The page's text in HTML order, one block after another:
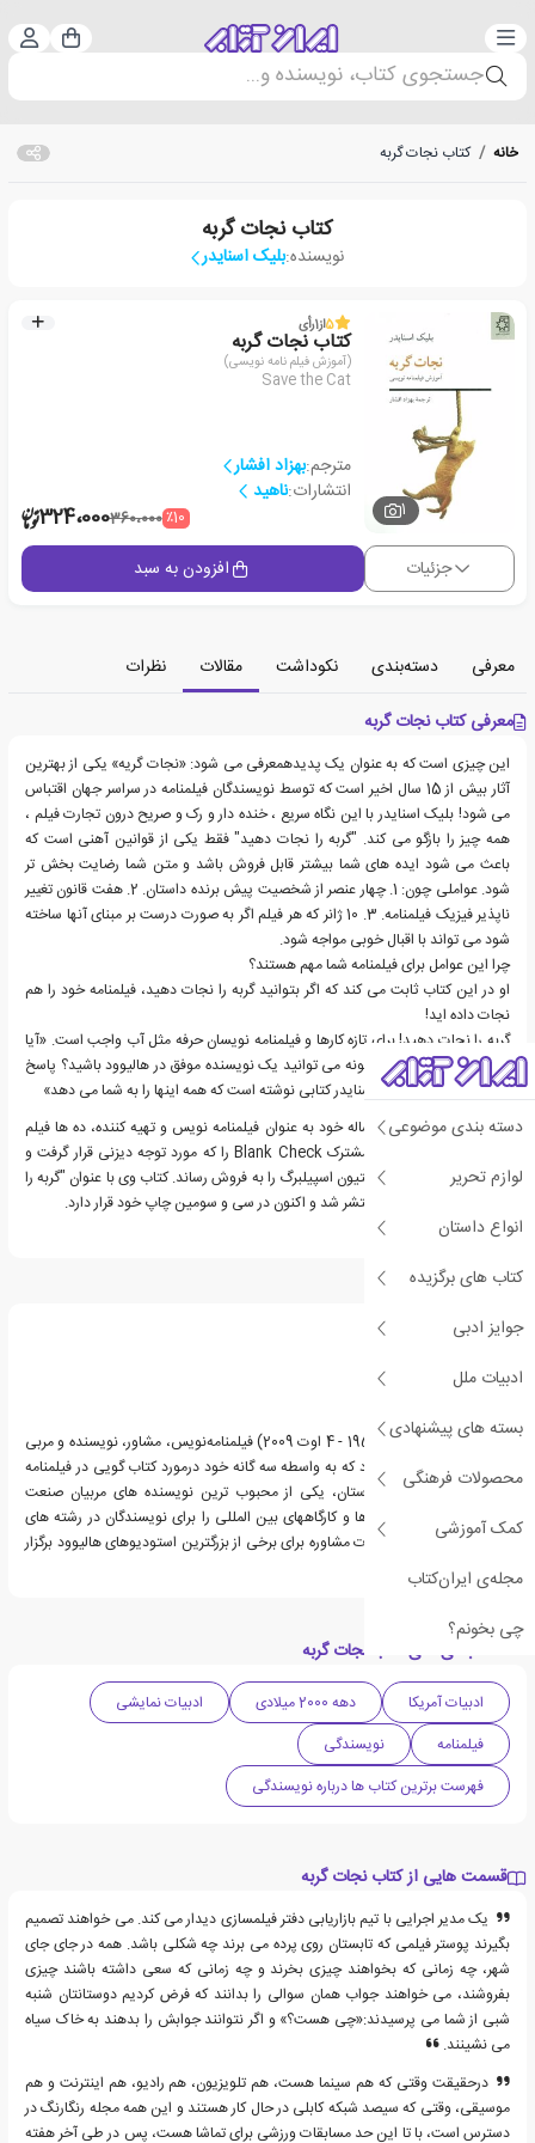
دسته‌بندی سبد
جستجوی کتاب، نویسنده و...
دسته بندی موضوعی
لوازم تحریر
انواع داستان
کتاب های برگزیده
جوایز ادبی
ادبیات ملل
بسته های پیشنهادی
محصولات فرهنگی
کمک آموزشی
مجله‌ی ایران‌کتاب
چی بخونم؟
خانه / کتاب نجات گربه
کتاب نجات گربه
نویسنده:بلیک اسنایدر
1
5از1رأی
کتاب نجات گربه
(آموزش فیلم نامه نویسی)
Save the Cat
مترجم:بهزاد افشار
انتشارات:ناهید
٪10360،000324،000
جزئیات افزودن به سبد
معرفی دسته‌بندی نکوداشت مقالات
نظرات
معرفی کتاب نجات گربه
این چیزی است که به عنوان یک پدیدهمعرفی می شود: «نجات گریه» یکی از بهترین
آثار بیش از 15 سال اخیر است که توسط نویسندگان فیلمنامه در سراسر جهان اقتباس
می شود! بلیک اسنایدر با این نگاه سریع ، خنده دار و رک و صریح درون تجارت فیلم ،
همه چیز را بازگو می کند. "گربه را نجات دهید" فقط یکی از قوانین آهنی است که
باعث می شود ایده های شما بیشتر قابل فروش باشد و متن شما رضایت بخش تر
شود. عواملی چون: 1. چهار عنصر از شخصیت پیش برنده داستان. 2. هفت قانون تغییر
ناپذیر فیزیک فیلمنامه. 3. 10 ژانر که هر فیلم اگر به صورت درست بر مبنای آنها ساخته
شود می تواند با اقبال خوبی مواجه شود.
چرا این عوامل برای فیلمنامه شما مهم هستند؟
او در این کتاب ثابت می کند که اگر بتوانید گربه را نجات دهید، فیلمنامه خود را هم
نجات داده اید!
گربه را نجات دهید! برای تازه کارها و فیلمنامه نویسان حرفه مثل آب واجب است. «آیا
می خواهید بدانید که چگونه می توانید یک نویسنده موفق در هالیوود باشید؟ پاسخ
ها در اینجا است. بلیک اسنایدر کتابی نوشته است که همه اینها را به شما می دهد»
بلیک اسنایدر در کار 20 ساله خود به عنوان فیلمنامه نویس و تهیه کننده، ده ها فیلم
نامه از جمله نویسندگی مشترک Blank Check را که مورد توجه دیزنی قرار گرفت و
خانواده هسته ای برای استیون اسپیلبرگ را به فروش رساند. کتاب وی با عنوان "گربه را
درباره بلیک اسنایدر
بلیک اسنایدر (3 اکتبر 1957 - 4 اوت 2009) فیلمنامه‌نویس، مشاور، نویسنده و مربی
مستقر در لس آنجلس بود که به واسطه سه گانه خود درمورد کتاب گویی در فیلمنامه
نویسی و ساختارهای داستان، یکی از محبوب ترین نویسنده های مربیان صنعت
فیلم شد. اسنایدر سمینارها و کارگاههای بین المللی را برای نویسندگان در رشته های
مختلف و همچنین جلسات مشاوره برای برخی از بزرگترین استودیوهای هالیوود برگزار
کرد.
دسته بندی های کتاب نجات گربه
ادبیات آمریکا دهه 2000 میلادی
ادبیات نمایشی
فیلمنامه
نویسندگی
فهرست برترین کتاب ها درباره نویسندگی
قسمت هایی از کتاب نجات گربه
یک مدیر اجرایی با تیم بازاریابی دفتر فیلمسازی دیدار می کند. می خواهند تصمیم
بگیرند پوستر فیلمی که تابستان روی پرده می برند چه شکلی باشد. همه در جای جای
شهر، چه زمانی که بخواهند چیزی بخرند و چه زمانی که سعی داشته باشند چیزی
بفروشند، می خواهند جواب همان سوالی را بدانند که فرض کردیم دوستانتان شنبه
شبی از شما می پرسیدند:«چی هست؟» و اگر نتوانند جوابش را بدهند به خاک سیاه
می نشینند.
درحقیقت وقتی که هم سینما هست، هم تلویزیون، هم رادیو، هم اینترنت و هم
موسیقی، وقتی که سیصد شبکه کابلی در حال کار هستند و این همه مجله رنگارنگ در
دسترس است، با تا این حد مسابقات ورزشی برای تماشا هست، پس در طی آخر هفته